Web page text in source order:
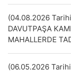
(04.08.2026
DAVUTPAŞA
MAHALLERDE
(06.05.2026